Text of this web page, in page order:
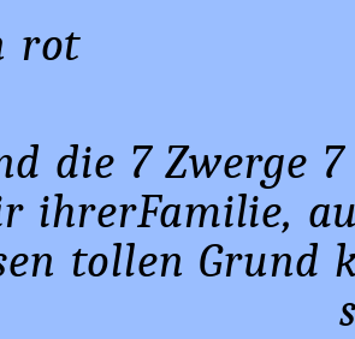
die 7 Zwerge
ihrerFamilie,
tollen Grund